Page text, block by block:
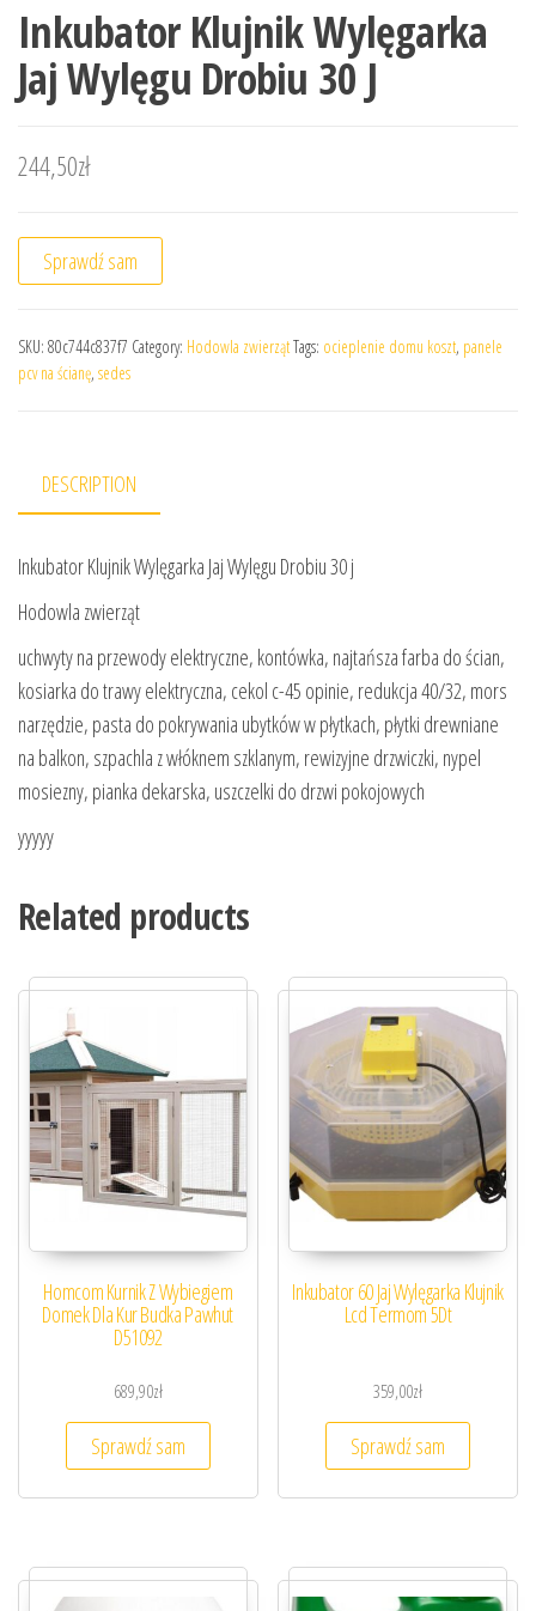
Inkubator Klujnik Wylęgarka
Jaj Wylęgu Drobiu 30 J
244,50zł
Sprawdź sam
SKU: 80c744c837f7 Category: Hodowla zwierzątTags: ocieplenie domu koszt, panele
pcv na ścianę, sedes
DESCRIPTION
Inkubator Klujnik Wylęgarka Jaj Wylęgu Drobiu 30 j
Hodowla zwierząt
uchwyty na przewody elektryczne, kontówka, najtańsza farba do ścian,
kosiarka do trawy elektryczna, cekol c-45 opinie, redukcja 40/32, mors
narzędzie, pasta do pokrywania ubytków w płytkach, płytki drewniane
na balkon, szpachla z włóknem szklanym, rewizyjne drzwiczki, nypel
mosiezny, pianka dekarska, uszczelki do drzwi pokojowych
yyyyy
Related products
Homcom Kurnik Z Wybiegiem
Domek Dla Kur Budka Pawhut
D51092
689,90zł
Sprawdź sam
Inkubator 60 Jaj Wylęgarka Klujnik
Lcd Termom 5Dt
359,00zł
Sprawdź sam